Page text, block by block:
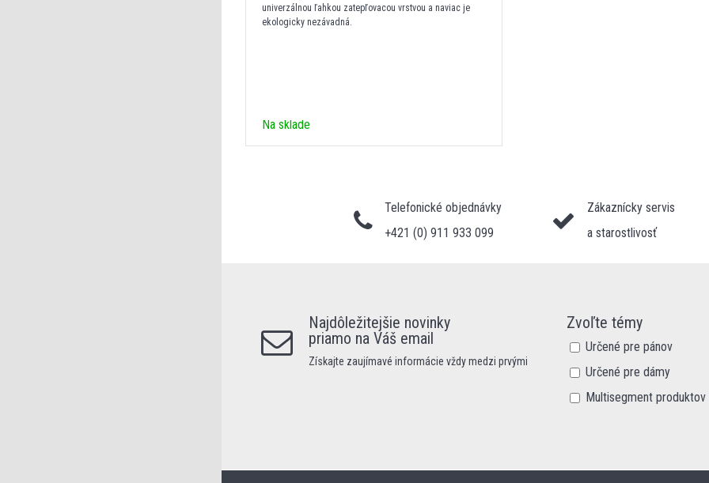
univerzálnou ľahkou zatepľovacou vrstvou a naviac je
ekologicky nezávadná.
Na sklade
Telefonické objednávky
+421 (0) 911 933 099
Zákaznícky servis
a starostlivosť
Najdôležitejšie novinky
priamo na Váš email
Získajte zaujímavé informácie vždy medzi prvými
Zvoľte témy
Určené pre pánov
Určené pre dámy
Multisegment produktov